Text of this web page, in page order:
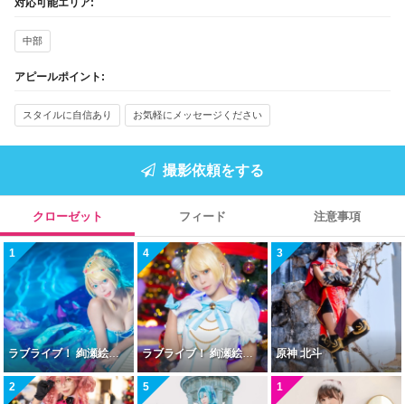
対応可能エリア:
中部
アピールポイント:
スタイルに自信あり お気軽にメッセージください
撮影依頼をする
クローゼット フィード 注意事項
ラブライブ！ 絢瀬絵里 人魚編
1
ラブライブ！ 絢瀬絵里 ナインスタービーナス
4
原神 北斗
3
2 5 1